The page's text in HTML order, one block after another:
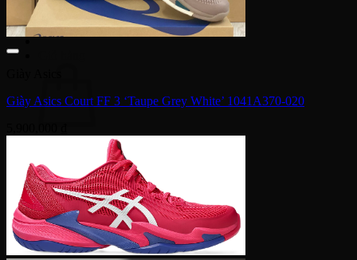
Chưa có sản phẩm trong giỏ hàng.
Quay trở lại cửa hàng
Giày Asics Court FF 3 ‘Taupe Grey White’ 1041A370-020